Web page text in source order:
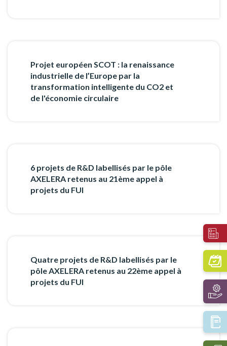
Projet européen SCOT : la renaissance
industrielle de l’Europe par la
transformation intelligente du CO2 et
de l'économie circulaire
6 projets de R&D labellisés par le pôle
AXELERA retenus au 21ème appel à
projets du FUI
Quatre projets de R&D labellisés par le
pôle AXELERA retenus au 22ème appel à
projets du FUI